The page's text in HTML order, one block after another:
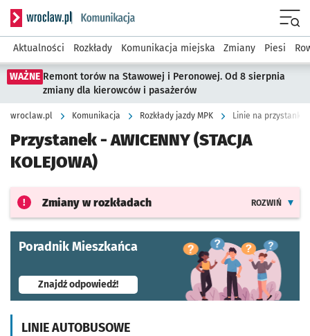
Serwis informacyjny wroclaw.pl podserwis: Komunikacja
Aktualności Rozkłady Komunikacja miejska Zmiany Piesi
WAŻNE Remont torów na Stawowej i Peronowej. Od 8 sierpnia
zmiany dla kierowców i pasażerów
wroclaw.pl Komunikacja Rozkłady jazdy MPK Linie na przystanku
Przystanek -AWICENNY (STACJA
KOLEJOWA)
Zmiany w rozkładach ROZWIŃ
Poradnik Mieszkańca
Znajdź odpowiedź!- otworzy się w nowej karcie
LINIE AUTOBUSOWE